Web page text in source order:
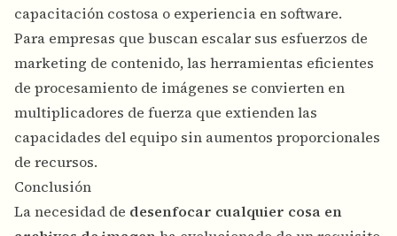
capacitación costosa o experiencia en software.
Para empresas que buscan escalar sus esfuerzos de
marketing de contenido, las herramientas eficientes
de procesamiento de imágenes se convierten en
multiplicadores de fuerza que extienden las
capacidades del equipo sin aumentos proporcionales
de recursos.
Conclusión
La necesidad de desenfocar cualquier cosa en